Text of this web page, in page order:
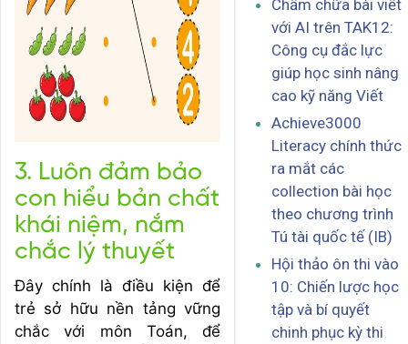
3. Luôn đảm bảo
con hiểu bản chất
khái niệm, nắm
chắc lý thuyết
Đây chính là điều kiện để
trẻ sở hữu nền tảng vững
chắc với môn Toán, để
Chấm chữa bài viết
với AI trên TAK12:
Công cụ đắc lực
giúp học sinh nâng
cao kỹ năng Viết
Achieve3000
Literacy chính thức
ra mắt các
collection bài học
theo chương trình
Tú tài quốc tế (IB)
Hội thảo ôn thi vào
10: Chiến lược học
tập và bí quyết
chinh phục kỳ thi